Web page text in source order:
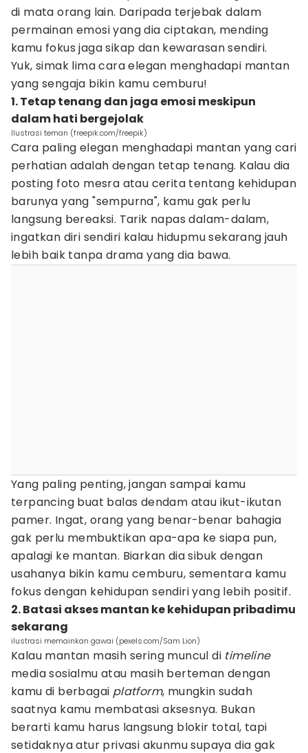
di mata orang lain. Daripada terjebak dalam
permainan emosi yang dia ciptakan, mending
kamu fokus jaga sikap dan kewarasan sendiri.
Yuk, simak lima cara elegan menghadapi mantan
yang sengaja bikin kamu cemburu!
1. Tetap tenang dan jaga emosi meskipun
dalam hati bergejolak
Ilustrasi teman (freepik.com/freepik)
Cara paling elegan menghadapi mantan yang cari
perhatian adalah dengan tetap tenang. Kalau dia
posting foto mesra atau cerita tentang kehidupan
barunya yang "sempurna", kamu gak perlu
langsung bereaksi. Tarik napas dalam-dalam,
ingatkan diri sendiri kalau hidupmu sekarang jauh
lebih baik tanpa drama yang dia bawa.
Yang paling penting, jangan sampai kamu
terpancing buat balas dendam atau ikut-ikutan
pamer. Ingat, orang yang benar-benar bahagia
gak perlu membuktikan apa-apa ke siapa pun,
apalagi ke mantan. Biarkan dia sibuk dengan
usahanya bikin kamu cemburu, sementara kamu
fokus dengan kehidupan sendiri yang lebih positif.
2. Batasi akses mantan ke kehidupan pribadimu
sekarang
ilustrasi memainkan gawai (pexels.com/Sam Lion)
Kalau mantan masih sering muncul di timeline
media sosialmu atau masih berteman dengan
kamu di berbagai platform, mungkin sudah
saatnya kamu membatasi aksesnya. Bukan
berarti kamu harus langsung blokir total, tapi
setidaknya atur privasi akunmu supaya dia gak